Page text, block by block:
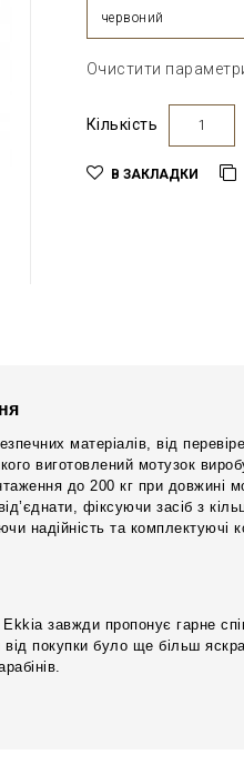
червоний
Очистити
Кількість
В ЗАКЛАДКИ
матеріалів, від
виготовлений мотузок
до 200 кг при довжині
фіксуючи засіб з
надійність та комплектуючі
завжди пропонує гарне
покупки було ще більш